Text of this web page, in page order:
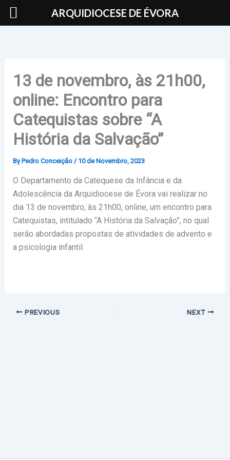
Skip
13 de novembro, às 21h00,
online: Encontro para
Catequistas sobre “A
História da Salvação”
By Pedro Conceição / 10 de Novembro, 2023
O Departamento da Catequese da Infância e da
Adolescência da Arquidiocese de Évora vai realizar no
dia 13 de novembro, às 21h00, online, um encontro para
Catequistas, intitulado “A História da Salvação”, no qual
serão abordadas propostas de atividades de advento e
a psicologia infantil.
PREVIOUS NEXT
ARQUIDIOCESE DE ÉVORA